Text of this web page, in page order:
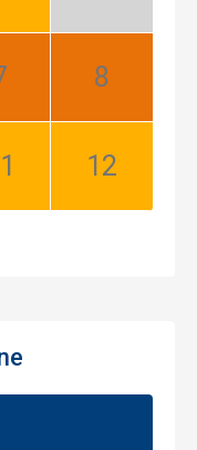
August:
November:
December: